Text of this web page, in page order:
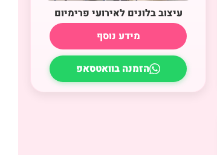
עיצוב בלונים לאירועי פרימיום
מידע נוסף
הזמנה בוואטסאפ